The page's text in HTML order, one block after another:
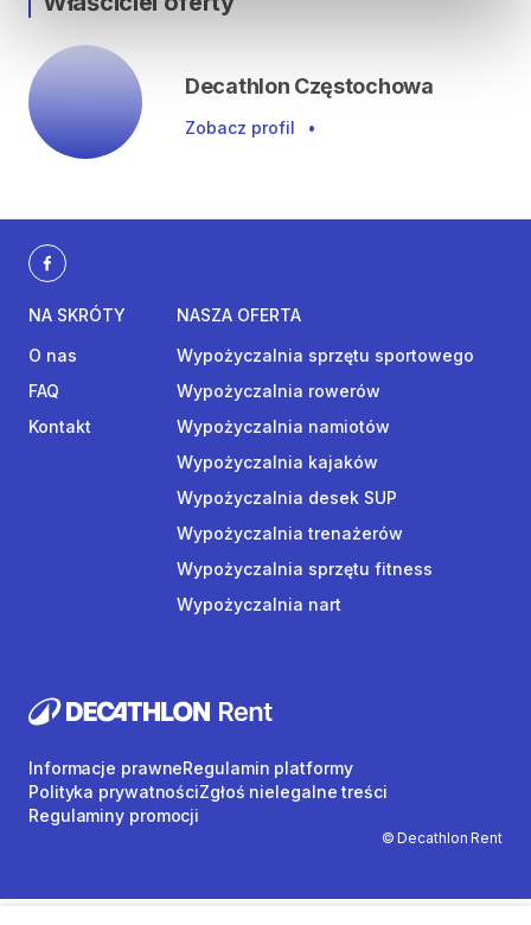
Decathlon Częstochowa
Zobacz profil •
NA SKRÓTY
O nas
FAQ
Kontakt
NASZA OFERTA
Wypożyczalnia sprzętu sportowego
Wypożyczalnia rowerów
Wypożyczalnia namiotów
Wypożyczalnia kajaków
Wypożyczalnia desek SUP
Wypożyczalnia trenażerów
Wypożyczalnia sprzętu fitness
Wypożyczalnia nart
© Decathlon Rent
Informacje prawneRegulamin platformy
Polityka prywatnościZgłoś nielegalne treści
Regulaminy promocji